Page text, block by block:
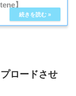
】
ロードさせ